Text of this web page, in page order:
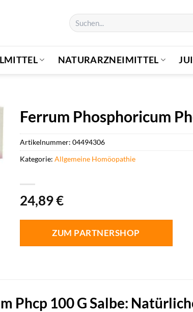
Suchen
nach:
NATURARZNEIMITTEL
Ferrum Phosphoricum
24,89€
ZUM PARTNERSHOP
Artikelnummer: 04494306
Kategorie: Allgemeine Homöopathie
Phcp 100 G Salbe: